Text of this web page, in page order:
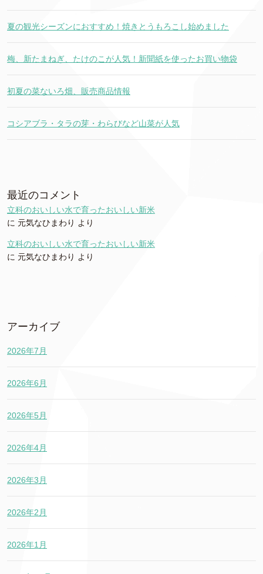
夏の観光シーズンにおすすめ！焼きとうもろこし始めました
梅、新たまねぎ、たけのこが人気！新聞紙を使ったお買い物袋
初夏の菜ないろ畑、販売商品情報
コシアブラ・タラの芽・わらびなど山菜が人気
最近のコメント
立科のおいしい水で育ったおいしい新米
に 元気なひまわり より
立科のおいしい水で育ったおいしい新米
に 元気なひまわり より
アーカイブ
2026年7月
2026年6月
2026年5月
2026年4月
2026年3月
2026年2月
2026年1月